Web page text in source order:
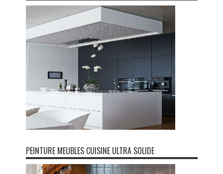
PEINTURE MEUBLES CUISINE ULTRA SOLIDE